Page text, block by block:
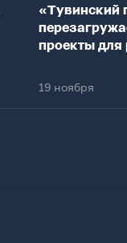
«Тувинский
проекты для
19 ноября